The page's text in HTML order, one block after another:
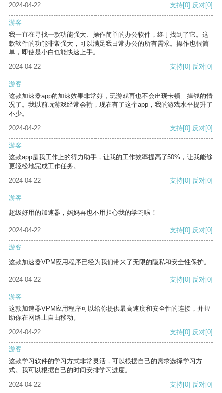
2024-04-22
支持[0] 反对[0]
游客
我一直在寻找一款功能强大、操作简单的办公软件，终于找到了它。这
款软件的功能非常强大，可以满足我日常办公的所有需求。操作也很简
单，即使是小白也能快速上手。
2024-04-22
支持[0] 反对[0]
游客
这款加速器app的加速效果非常好，玩游戏再也不会出现卡顿、掉线的情
况了。我以前玩游戏经常会输，现在有了这个app，我的游戏水平提升了
不少。
2024-04-22
支持[0] 反对[0]
游客
这款app是我工作上的得力助手，让我的工作效率提高了50%，让我能够
更轻松地完成工作任务。
2024-04-22
支持[0] 反对[0]
游客
超级好用的加速器，妈妈再也不用担心我的学习啦！
2024-04-22 支持[0] 反对[0]
游客
这款加速器VPM应用程序已经为我们带来了无限的隐私和安全性保护。
2024-04-22 支持[0] 反对[0]
游客
这款加速器VPM应用程序可以给你提供最高速度和安全性的连接，并帮
助你在网络上自由移动。
2024-04-22
支持[0] 反对[0]
游客
这款学习软件的学习方式非常灵活，可以根据自己的需求选择学习方
式。我可以根据自己的时间安排学习进度。
2024-04-22
支持[0] 反对[0]